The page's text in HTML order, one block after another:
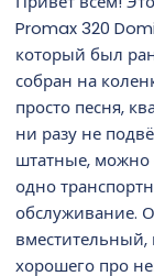
Promax 320
который был
собран на
просто песня,
ни разу не
штатные, можно
одно
обслуживание.
хорошего про